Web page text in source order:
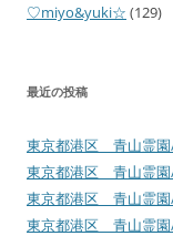
♡miyo&yuki☆ (129)
最近の投稿
東京都港区 青山霊園
東京都港区 青山霊園
東京都港区 青山霊園
東京都港区 青山霊園